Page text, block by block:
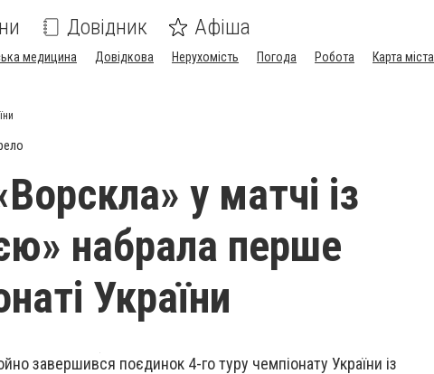
Довідник Афіша
медицина Довідкова Нерухомість Погода Робота
Карта міста
у матчі із
набрала перше
України
завершився поєдинок 4-го туру чемпіонату України із